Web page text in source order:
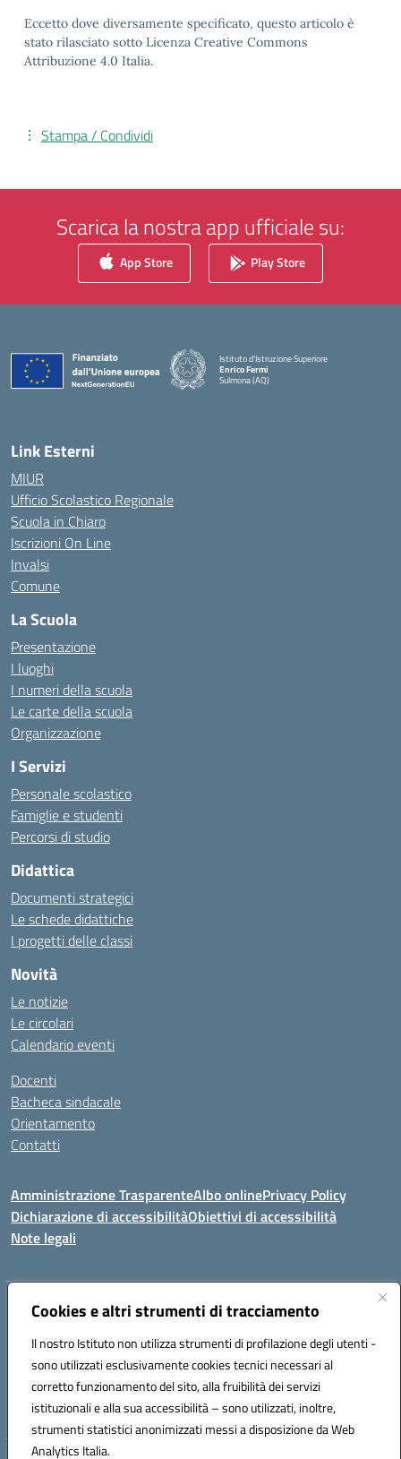
Cookies e altri strumenti di tracciamento
Il nostro Istituto non utilizza strumenti di profilazione degli utenti -
sono utilizzati esclusivamente cookies tecnici necessari al
corretto funzionamento del sito, alla fruibilità dei servizi
istituzionali e alla sua accessibilità – sono utilizzati, inoltre,
strumenti statistici anonimizzati messi a disposizione da Web
Analytics Italia.
Eccetto dove diversamente specificato, questo articolo è
stato rilasciato sotto Licenza Creative Commons
Attribuzione 4.0 Italia.
Stampa / Condividi
Scarica la nostra app ufficiale su:
App Store Play Store
Istituto d'Istruzione Superiore
Enrico Fermi
Sulmona (AQ)
— Visita la pagina iniziale della scuola
Link Esterni
MIUR
Ufficio Scolastico Regionale
Scuola in Chiaro
Iscrizioni On Line
Invalsi
Comune
La Scuola
Presentazione
I luoghi
I numeri della scuola
Le carte della scuola
Organizzazione
I Servizi
Personale scolastico
Famiglie e studenti
Percorsi di studio
Didattica
Documenti strategici
Le schede didattiche
I progetti delle classi
Novità
Le notizie
Le circolari
Calendario eventi
Docenti
Bacheca sindacale
Orientamento
Contatti
Amministrazione TrasparenteAlbo onlinePrivacy Policy
Dichiarazione di accessibilitàObiettivi di accessibilità
Note legali
Indirizzo:Viale P. Togliatti snc 67039 Sulmona (AQ)
Posta elettronica certificata (PEC):aqis01900g@pec.istruzione.it
Codice fiscale: 92025400661
Codice meccanografico: AQIS01900G